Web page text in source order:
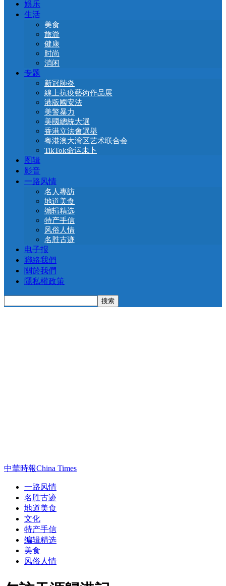
娛乐
生活
美食
旅游
健康
时尚
消闲
专题
新冠肺炎
線上抗疫藝術作品展
港版國安法
美警暴力
美國總統大選
香港立法會選舉
粤港澳大湾区艺术联合会
TikTok命运未卜
图辑
影音
一路风情
名人專訪
地道美食
编辑精选
特产手信
风俗人情
名胜古迹
电子报
聯絡我們
關於我們
隱私權政策
中華時報China Times
一路风情
名胜古迹
地道美食
文化
特产手信
编辑精选
美食
风俗人情